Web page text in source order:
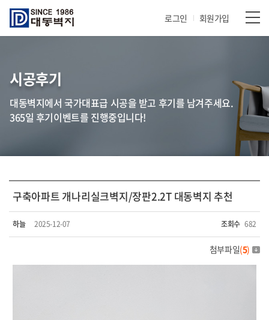
로그인 회원가입
시공후기
대동벽지에서 국가대표급 시공을 받고 후기를 남겨주세요.
365일 후기이벤트를 진행중입니다!
구축아파트 개나리실크벽지/장판2.2T 대동벽지 추천
하늘 2025-12-07 조회수 682
첨부파일(5)